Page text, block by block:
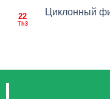
22
Th3
Циклонный